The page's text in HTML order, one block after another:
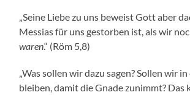
„Seine Liebe zu uns beweist Gott aber
Messias für uns gestorben ist, als wir
waren.“ (Röm 5,8)
„Was sollen wir dazu sagen? Sollen wir
bleiben, damit die Gnade zunimmt? Das